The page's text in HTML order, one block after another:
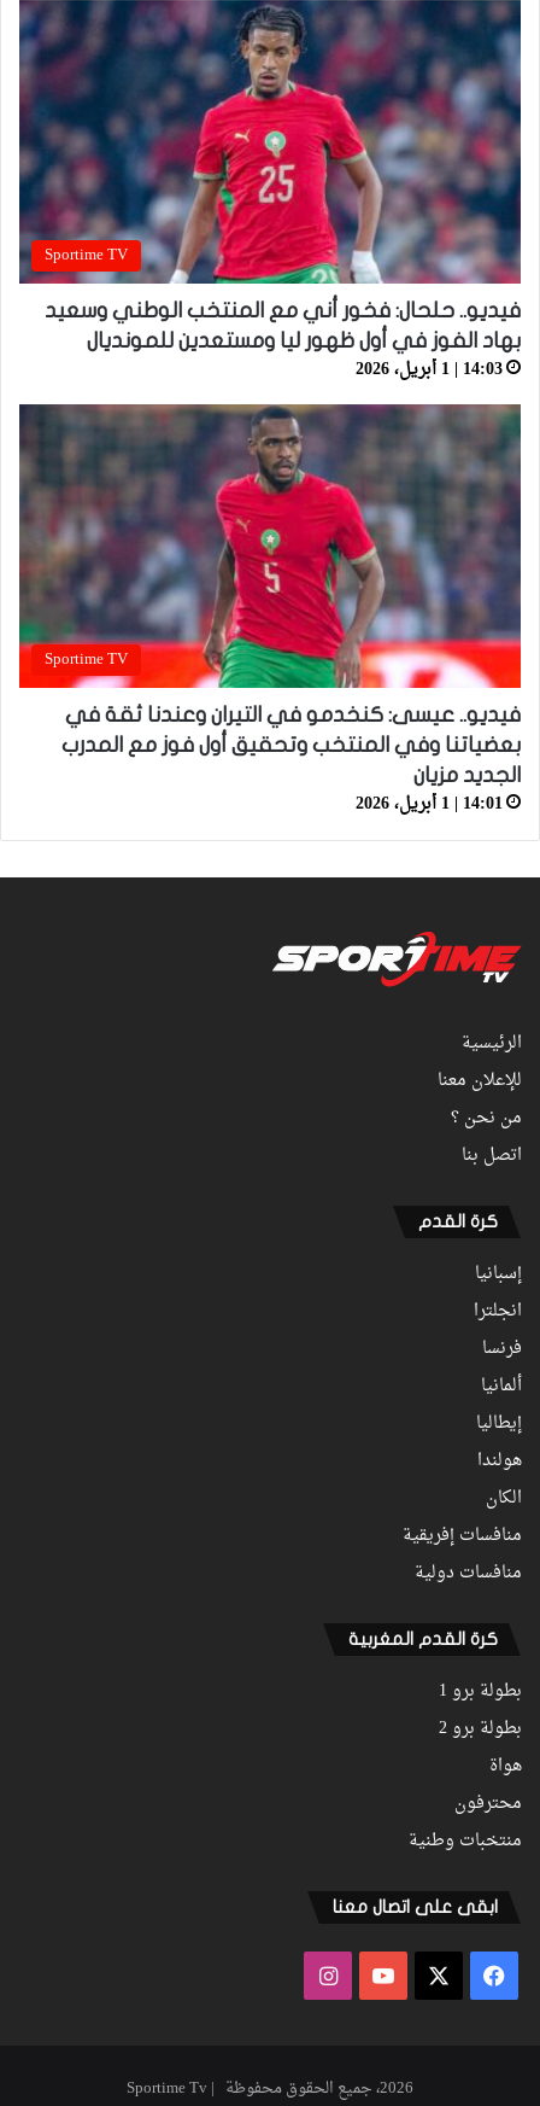
Sportime TV
فيديو.. حلحال: فخور أني مع المنتخب الوطني وسعيد
بهاد الفوز في أول ظهور ليا ومستعدين للمونديال
14:03 | 1 أبريل، 2026
Sportime TV
فيديو.. عيسى: كنخدمو في التيران وعندنا ثقة في
بعضياتنا وفي المنتخب وتحقيق أول فوز مع المدرب
الجديد مزيان
14:01 | 1 أبريل، 2026
الرئيسية
للإعلان معنا
من نحن ؟
اتصل بنا
كرة القدم
إسبانيا
انجلترا
فرنسا
ألمانيا
إيطاليا
هولندا
الكان
منافسات إفريقية
منافسات دولية
كرة القدم المغربية
بطولة برو 1
بطولة برو 2
هواة
محترفون
منتخبات وطنية
ابقى على اتصال معنا
فيسبوك ‫YouTubeانستقرام
2026، جميع الحقوق محفوظة | Sportime Tv